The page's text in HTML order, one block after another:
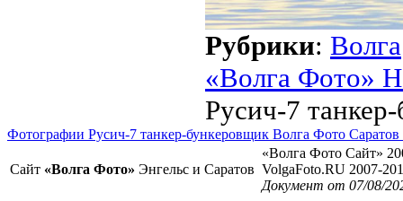
Рубрики: Волга
«Волга Фото»
Русич-7
Фотографии Русич-7 танкер-бункеровщик Волга Фото Саратов
Сайт «Волга Фото» Энгельс и Саратов
«Волга Фото Сайт»
VolgaFoto.RU 2007-
Документ от 07/08/